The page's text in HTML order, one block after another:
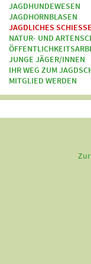
JAGDHUNDEWESEN
JAGDHORNBLASEN
JAGDLICHES SCHIESSEN
NATUR- UND
JUNGE JÄGER/INNEN
IHR WEG ZUM
MITGLIED WERDEN